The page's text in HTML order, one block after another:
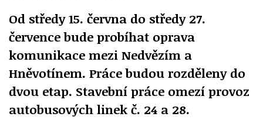
Od středy 15. června do středy 27.
července bude probíhat oprava
komunikace mezi Nedvězím a
Hněvotínem. Práce budou rozděleny do
dvou etap. Stavební práce omezí provoz
autobusových linek č. 24 a 28.